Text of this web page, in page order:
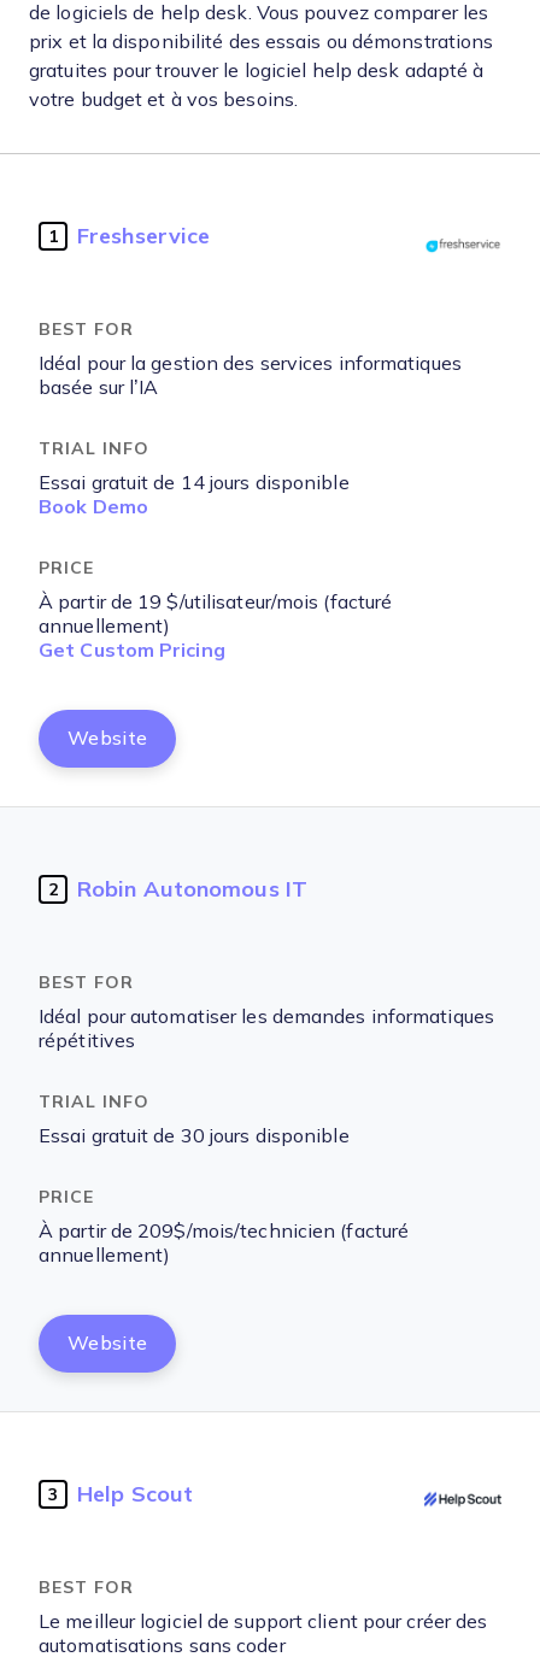
de logiciels de help desk. Vous pouvez comparer les
prix et la disponibilité des essais ou démonstrations
gratuites pour trouver le logiciel help desk adapté à
votre budget et à vos besoins.
1 Freshservice
Idéal pour la gestion des services informatiques
basée sur l’IA
Essai gratuit de 14 jours disponible
Book Demo
À partir de 19 $/utilisateur/mois (facturé
annuellement)
Get Custom Pricing
Website
2 Robin Autonomous IT
Idéal pour automatiser les demandes informatiques
répétitives
Essai gratuit de 30 jours disponible
À partir de 209$/mois/technicien (facturé
annuellement)
Website
3 Help Scout
Le meilleur logiciel de support client pour créer des
automatisations sans coder